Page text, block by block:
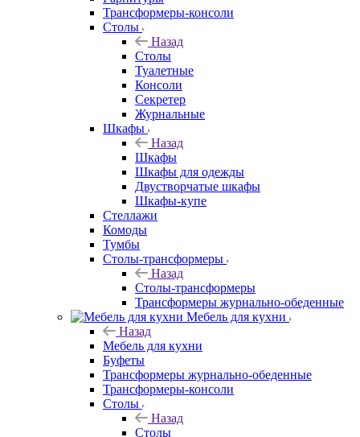
Трансформеры-консоли
Столы
Назад
Столы
Туалетные
Консоли
Секретер
Журнальные
Шкафы
Назад
Шкафы
Шкафы для одежды
Двустворчатые шкафы
Шкафы-купе
Стеллажи
Комоды
Тумбы
Столы-трансформеры
Назад
Столы-трансформеры
Трансформеры журнально-обеденные
Мебель для кухни
Назад
Мебель для кухни
Буфеты
Трансформеры журнально-обеденные
Трансформеры-консоли
Столы
Назад
Столы